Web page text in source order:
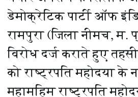
डेमोक्रेटिक पार्टी ऑफ
रामपुरा (जिला नीमच, म.
विरोध दर्ज कराते हुए
को राष्ट्रपति महोदया के
महामहिम राष्ट्रपति